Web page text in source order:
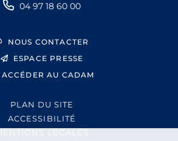
04 97 18 60 00
NOUS CONTACTER
ESPACE PRESSE
ACCÉDER AU CADAM
PLAN DU SITE
ACCESSIBILITÉ
LÉGALES